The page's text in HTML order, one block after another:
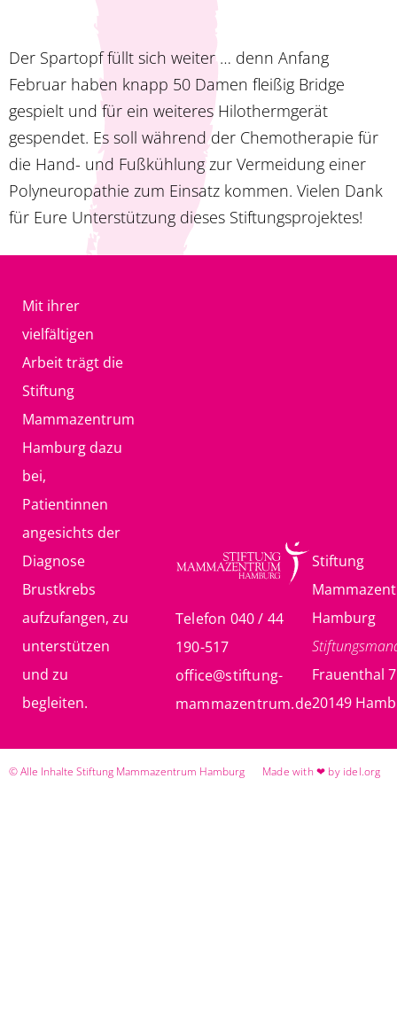
Der Spartopf füllt sich weiter … denn Anfang
Februar haben knapp 50 Damen fleißig Bridge
gespielt und für ein weiteres Hilothermgerät
gespendet. Es soll während der Chemotherapie für
die Hand- und Fußkühlung zur Vermeidung einer
Polyneuropathie zum Einsatz kommen. Vielen Dank
für Eure Unterstützung dieses Stiftungsprojektes!
Mit ihrer
vielfältigen
Arbeit trägt die
Stiftung
Mammazentrum
Hamburg dazu
bei,
Patientinnen
angesichts der
Diagnose
Brustkrebs
aufzufangen, zu
unterstützen
und zu
begleiten.
Telefon 040 / 44
190-517
office@stiftung-
mammazentrum.de
Stiftung
Hamburg
Frauenthal 7
20149
© Alle Inhalte Stiftung Mammazentrum Hamburg Made with ❤ by idel.org